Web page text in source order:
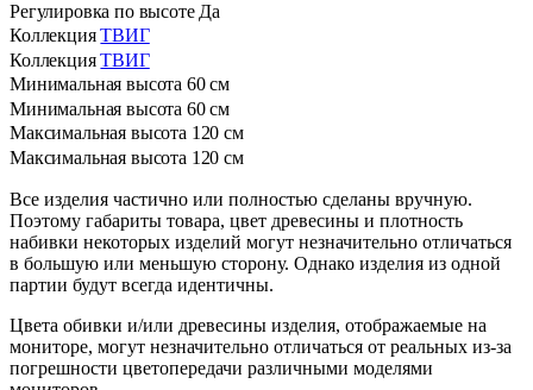
Регулировка по высоте Да
Коллекция ТВИГ
Коллекция ТВИГ
Минимальная высота 60 см
Минимальная высота 60 см
Максимальная высота 120 см
Максимальная высота 120 см
Все изделия частично или полностью сделаны вручную.
Поэтому габариты товара, цвет древесины и плотность
набивки некоторых изделий могут незначительно отличаться
в большую или меньшую сторону. Однако изделия из одной
партии будут всегда идентичны.
Цвета обивки и/или древесины изделия, отображаемые на
мониторе, могут незначительно отличаться от реальных из-за
погрешности цветопередачи различными моделями